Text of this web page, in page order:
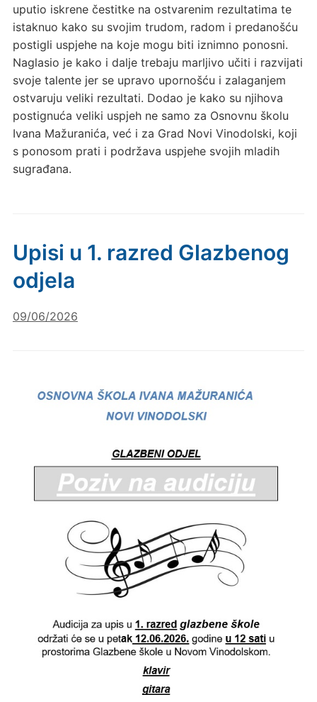
uputio iskrene čestitke na ostvarenim rezultatima te
istaknuo kako su svojim trudom, radom i predanošću
postigli uspjehe na koje mogu biti iznimno ponosni.
Naglasio je kako i dalje trebaju marljivo učiti i razvijati
svoje talente jer se upravo upornošću i zalaganjem
ostvaruju veliki rezultati. Dodao je kako su njihova
postignuća veliki uspjeh ne samo za Osnovnu školu
Ivana Mažuranića, već i za Grad Novi Vinodolski, koji
s ponosom prati i podržava uspjehe svojih mladih
sugrađana.
Upisi u 1. razred Glazbenog
odjela
09/06/2026